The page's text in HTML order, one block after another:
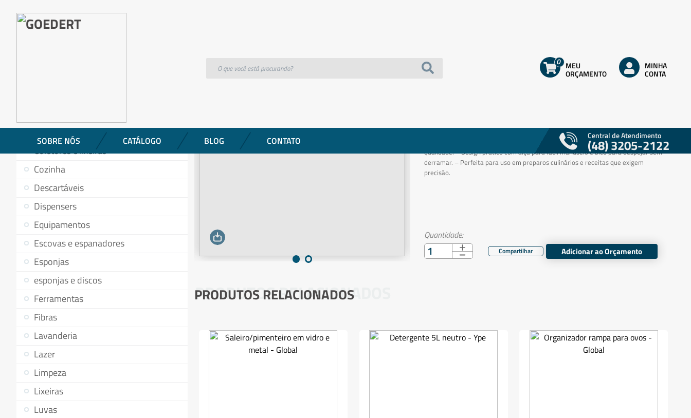
MEU
ORÇAMENTO
0 MINHA
CONTA
SOBRE NÓS CATÁLOGO BLOG CONTATO Central de Atendimento
(48) 3205-2122
ProdutosJarra medidora em vidro com graduação 1000ml – Global
Banheiro
Coletores e lixeiras
Cozinha
Descartáveis
Dispensers
Equipamentos
Escovas e espanadores
Esponjas
esponjas e discos
Ferramentas
Fibras
Lavanderia
Lazer
Limpeza
Lixeiras
Luvas
Jarra medidora em vidro com graduação 1000ml - Global
– Capacidade de 1000ml, ideal para uso em receitas variadas. – Graduação em
mililitros para medidas exatas e eficientes. – Fabricada em vidro resistente e de alta
qualidade. – Design prático com alça para fácil manuseio e bico para despejar sem
derramar. – Perfeita para uso em preparos culinários e receitas que exigem
precisão.
Quantidade:
Adicionar ao Orçamento
PRODUTOS RELACIONADOS
PRODUTOS RELACIONADOS